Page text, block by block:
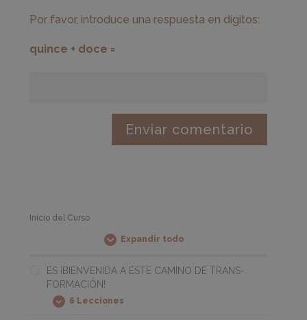
Por favor, introduce una respuesta en dígitos:
quince + doce =
Inicio del Curso
Expandir todo
Módulos
ES ¡BIENVENIDA A ESTE CAMINO DE TRANS-
FORMACIÓN!
Expandir
ES
6 Lecciones